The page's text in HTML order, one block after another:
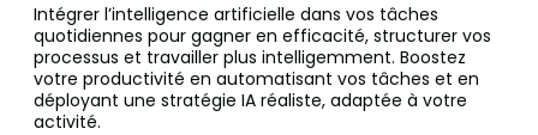
Intégrer l’intelligence artificielle dans vos tâches
quotidiennes pour gagner en efficacité, structurer vos
processus et travailler plus intelligemment. Boostez
votre productivité en automatisant vos tâches et en
déployant une stratégie IA réaliste, adaptée à votre
activité.